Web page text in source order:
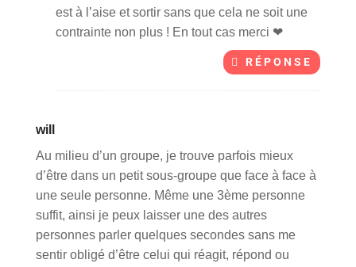
est à l’aise et sortir sans que cela ne soit une
contrainte non plus ! En tout cas merci ❤
RÉPONSE
will
Au milieu d’un groupe, je trouve parfois mieux
d’être dans un petit sous-groupe que face à face à
une seule personne. Même une 3ème personne
suffit, ainsi je peux laisser une des autres
personnes parler quelques secondes sans me
sentir obligé d’être celui qui réagit, répond ou